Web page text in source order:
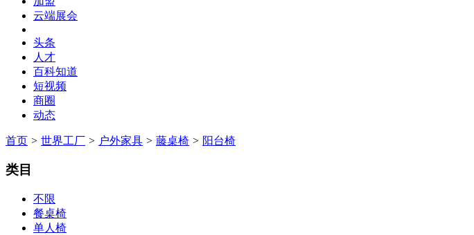
云端展会
头条
人才
百科知道
短视频
商圈
动态
首页 > 世界工厂 > 户外家具 > 藤桌椅 > 阳台椅
类目
不限
餐桌椅
单人椅